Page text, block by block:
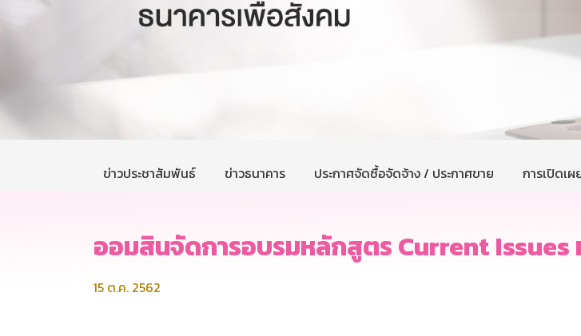
ข่าวประชาสัมพันธ์ ข่าวธนาคาร ประกาศจัดซื้อจัดจ้าง / ประกาศขาย การเปิดเ
ออมสินจัดการอบรมหลักสูตร Current
15 ต.ค. 2562